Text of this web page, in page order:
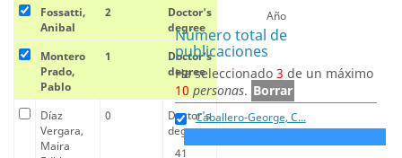
Fossatti,
Anibal
2
Doctor's
degree
Montero
Prado,
Pablo
1
Doctor's
degree
Díaz
Vergara,
Maira
0
Doctor's
degree
Año
Número total de
publicaciones
Ha seleccionado 3 de un máximo
10 personas. Borrar
Caballero-George, C...
41